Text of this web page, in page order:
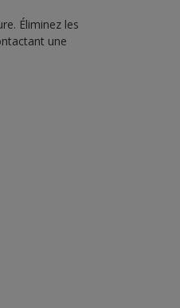
Éliminez les
une